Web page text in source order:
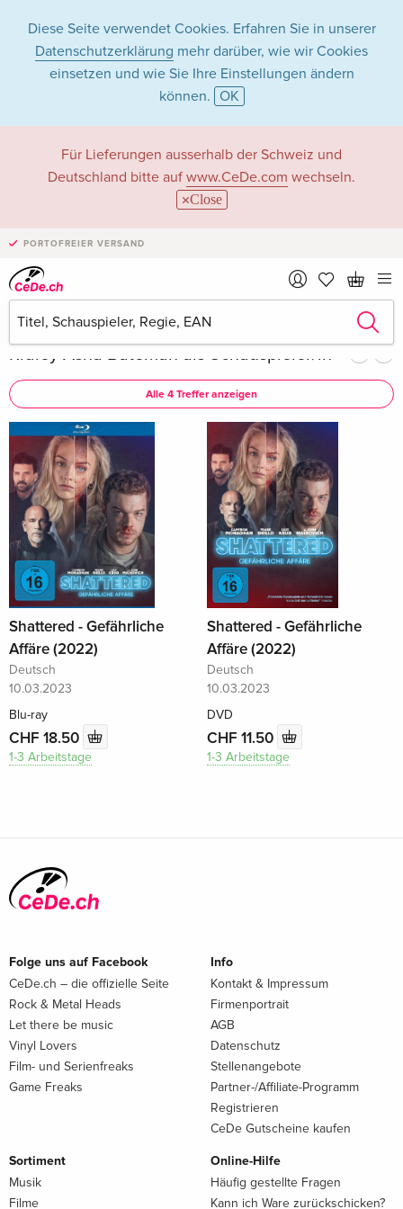
Diese Seite verwendet Cookies. Erfahren Sie in unserer
Datenschutzerklärung mehr darüber, wie wir Cookies
einsetzen und wie Sie Ihre Einstellungen ändern
können. OK
Für Lieferungen ausserhalb der Schweiz und
Deutschland bitte auf www.CeDe.com wechseln.
Close
PORTOFREIER VERSAND
Ridley Asha
Bateman in Filme -
Alle Formate
Artikel von Ridley Asha Bateman anzeigen imkompletten Shop
Ridley Asha Bateman als Schauspieler/in
Alle 4 Treffer anzeigen
Shattered - Gefährliche
Affäre (2022)
Deutsch
10.03.2023
Blu-ray
CHF 18.50
1-3 Arbeitstage
Shattered - Gefährliche
Affäre (2022)
Deutsch
10.03.2023
DVD
CHF 11.50
1-3 Arbeitstage
Folge uns auf Facebook
CeDe.ch – die offizielle Seite
Rock & Metal Heads
Let there be music
Vinyl Lovers
Film- und Serienfreaks
Game Freaks
Info
Kontakt & Impressum
Firmenportrait
AGB
Datenschutz
Stellenangebote
Partner-/Affiliate-Programm
Registrieren
CeDe Gutscheine kaufen
Sortiment
Musik
Filme
Online-Hilfe
Häufig gestellte Fragen
Kann ich Ware zurückschicken?